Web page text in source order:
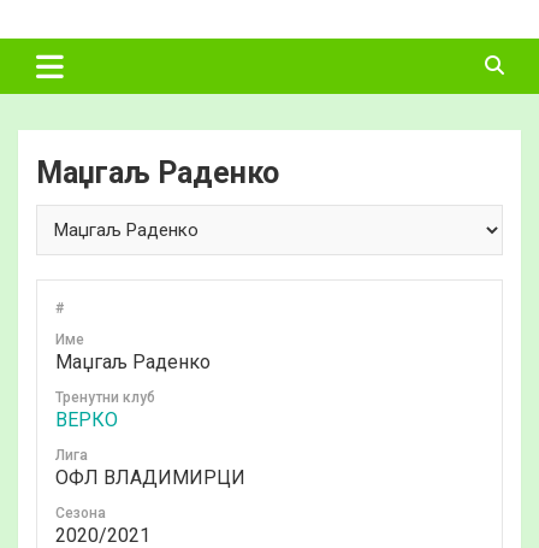
to
content
ФУДБАЛСКИ
САВЕЗ
ВЛАДИМИРЦИ
Маџгаљ Раденко
#
Име
Маџгаљ Раденко
Тренутни клуб
ВЕРКО
Лига
ОФЛ ВЛАДИМИРЦИ
Сезона
2020/2021